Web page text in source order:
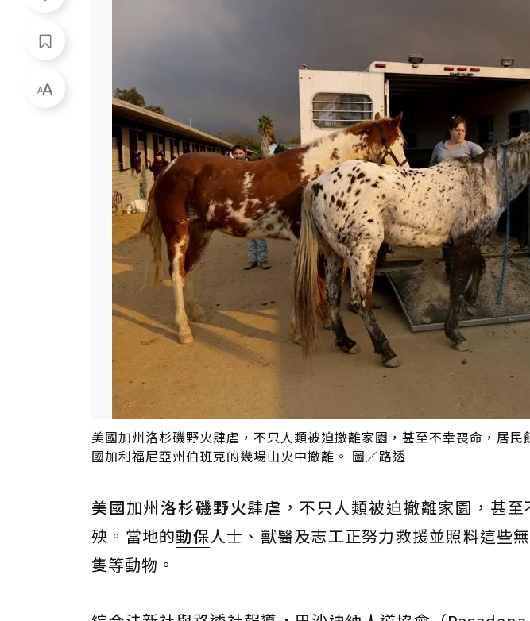
美國加州洛杉磯野火肆虐，不只人類被迫撤離家園，甚至不幸喪命，居
國加利福尼亞州伯班克的幾場山火中撤離。 圖／路透
美國加州洛杉磯野火肆虐，不只人類被迫撤離家園，甚
殃。當地的動保人士、獸醫及志工正努力救援並照料這些
隻等動物。